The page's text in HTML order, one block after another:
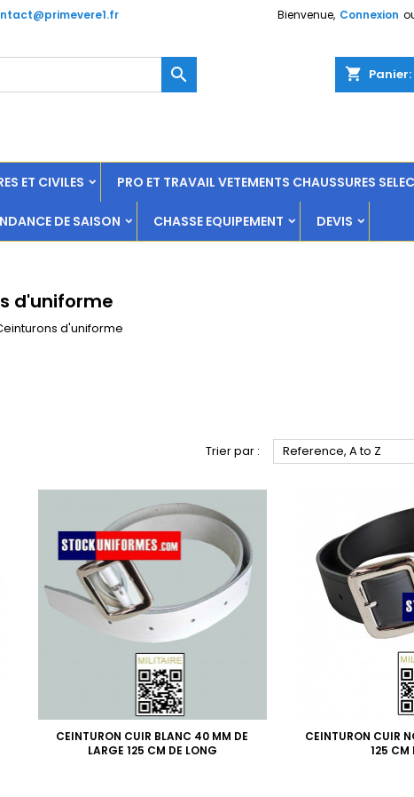
Bienvenue, Connexion
shopping_cart Panier:

ET CIVILES PRO ET TRAVAIL VETEMENTS CHAUSSURES
DE SAISON CHASSE EQUIPEMENT DEVIS
d'uniforme
d'uniforme
Trier par : Reference, A to Z
CEINTURON CUIR BLANC 40 MM DE
LARGE 125 CM DE LONG
CEINTURON CUIR
125 CM